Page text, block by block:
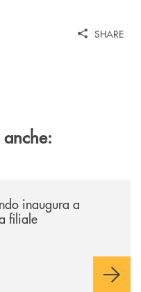
SHARE
inaugura a
filiale